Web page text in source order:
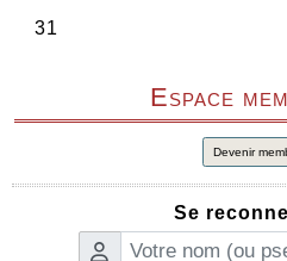
Espace
Devenir
Se